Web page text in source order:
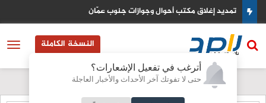
أترغب في تفعيل الإشعارات؟
حتى لا تفوتك آخر الأحداث والأخبار العاجلة
تمديد إغلاق مكتب أحوال وجوازات جنوب عمّان
النسخة الكاملة